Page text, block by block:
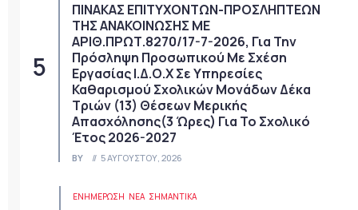
ΠΙΝΑΚΑΣ ΕΠΙΤΥΧΟΝΤΩΝ-ΠΡΟΣΛΗΠΤΕΩΝ
ΤΗΣ ΑΝΑΚΟΙΝΩΣΗΣ ΜΕ
ΑΡΙΘ.ΠΡΩΤ.8270/17-7-2026, Για Την
Πρόσληψη Προσωπικού Με Σχέση
Εργασίας Ι.Δ.Ο.Χ Σε Υπηρεσίες
Καθαρισμού Σχολικών Μονάδων Δέκα
Τριών (13) Θέσεων Μερικής
Απασχόλησης(3 Ώρες) Για Το Σχολικό
Έτος 2026-2027
BY 5 ΑΥΓΟΎΣΤΟΥ, 2026
ΕΝΗΜΕΡΩΣΗ ΝΈΑ ΣΗΜΑΝΤΙΚΆ